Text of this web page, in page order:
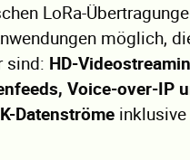
LoRa-
möglich,
sind: HD-
Voice-over-IP
Datenströme